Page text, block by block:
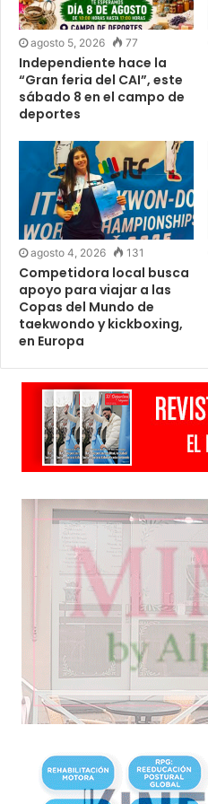
agosto 5, 2026 77
Independiente hace la
“Gran feria del CAI”, este
sábado 8 en el campo de
deportes
agosto 4, 2026 131
Competidora local busca
apoyo para viajar a las
Copas del Mundo de
taekwondo y kickboxing,
en Europa